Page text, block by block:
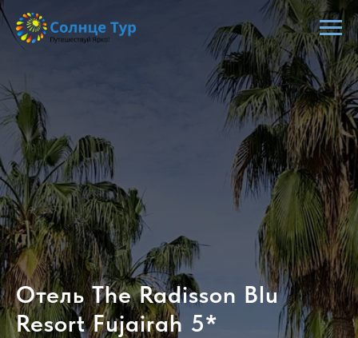
Отель The Radisson Blu
Resort Fujairah 5*